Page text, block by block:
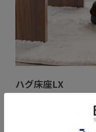
ハグ床座LX
座椅子の概念を
り心地。大きな